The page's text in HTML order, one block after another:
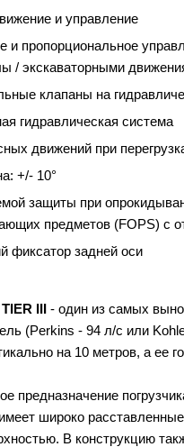
и управление
и пропорциональное
/ экскаваторными
клапаны на
гидравлическая система
движений при
+/- 10°
защиты при
предметов (FOPS) с
фиксатор задней оси
III - один из самых
(Perkins - 94 л/с или
на 10 метров, а ее
предназначение
широко
В конструкцию